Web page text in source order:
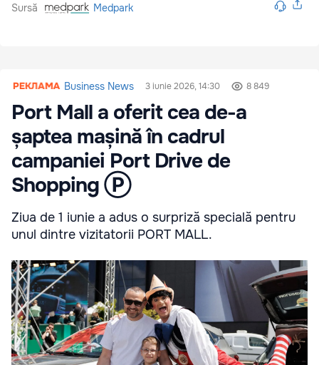
Sursă Medpark
Business News 3 iunie 2026, 14:30 8 849
Port Mall a oferit cea de-a
șaptea mașină în cadrul
campaniei Port Drive de
Shopping Ⓟ
Ziua de 1 iunie a adus o surpriză specială pentru
unul dintre vizitatorii PORT MALL.